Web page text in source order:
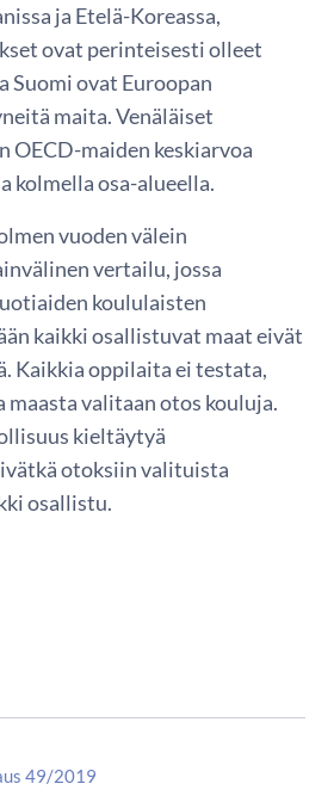
ja Etelä-Koreassa,
ovat perinteisesti olleet
Suomi ovat Euroopan
maita. Venäläiset
OECD-maiden keskiarvoa
kolmella osa-alueella.
vuoden välein
vertailu, jossa
koululaisten
kaikki osallistuvat maat eivät
Kaikkia oppilaita ei testata,
maasta valitaan otos kouluja.
kieltäytyä
otoksiin valituista
osallistu.
49/2019